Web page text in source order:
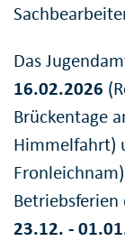
Das
16.02.2026
Brückentage
Himmelfahrt)
Betriebsferien
23.12. -